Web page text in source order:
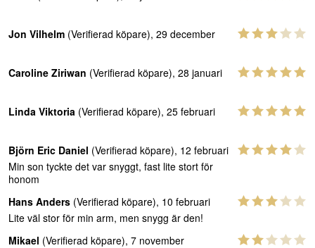
Jon Vilhelm (Verifierad köpare), 29 december
Caroline Ziriwan (Verifierad köpare), 28 januari
Linda Viktoria (Verifierad köpare), 25 februari
Björn Eric Daniel (Verifierad köpare), 12 februari
Min son tyckte det var snyggt, fast lite stort för
honom
Hans Anders (Verifierad köpare), 10 februari
Lite väl stor för min arm, men snygg är den!
Mikael (Verifierad köpare), 7 november